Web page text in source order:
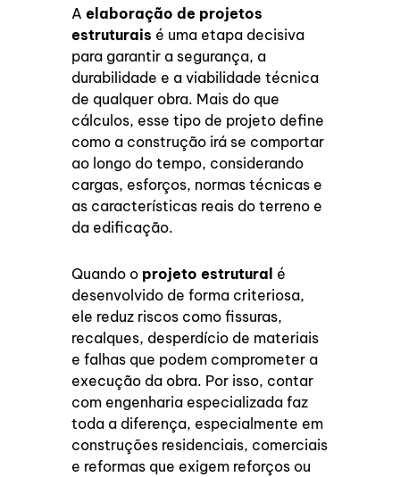
Aelaboração de projetos
estruturais é uma etapa decisiva
para garantir a segurança, a
durabilidade e a viabilidade técnica
de qualquer obra. Mais do que
cálculos, esse tipo de projeto define
como a construção irá se comportar
ao longo do tempo, considerando
cargas, esforços, normas técnicas e
as características reais do terreno e
da edificação.
Quando o projeto estrutural é
desenvolvido de forma criteriosa,
ele reduz riscos como fissuras,
recalques, desperdício de materiais
e falhas que podem comprometer a
execução da obra. Por isso, contar
com engenharia especializada faz
toda a diferença, especialmente em
construções residenciais, comerciais
e reformas que exigem reforços ou